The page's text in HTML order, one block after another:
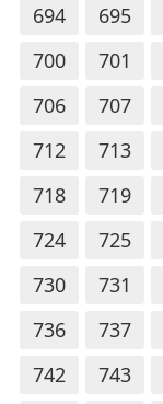
694
695
700
701
706
707
712
713
718
719
724
725
730
731
736
737
742
743